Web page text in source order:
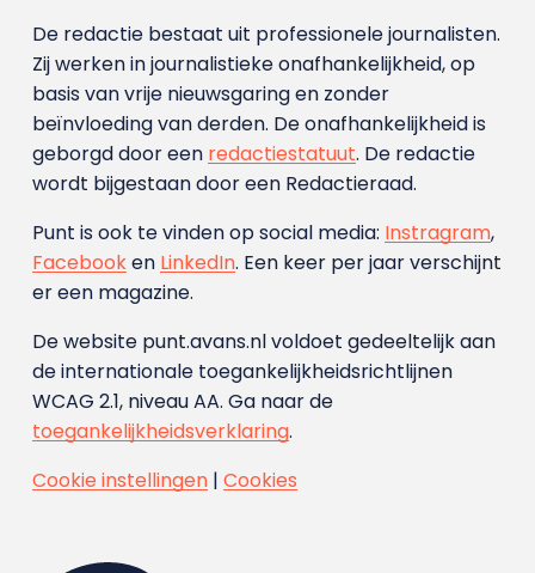
De redactie bestaat uit professionele journalisten.
Zij werken in journalistieke onafhankelijkheid, op
basis van vrije nieuwsgaring en zonder
beïnvloeding van derden. De onafhankelijkheid is
geborgd door een redactiestatuut. De redactie
wordt bijgestaan door een Redactieraad.
Punt is ook te vinden op social media: Instragram,
Facebooken LinkedIn. Een keer per jaar verschijnt
er een magazine.
De website punt.avans.nl voldoet gedeeltelijk aan
de internationale toegankelijkheidsrichtlijnen
WCAG 2.1, niveau AA. Ga naar de
toegankelijkheidsverklaring.
Cookie instellingen| Cookies